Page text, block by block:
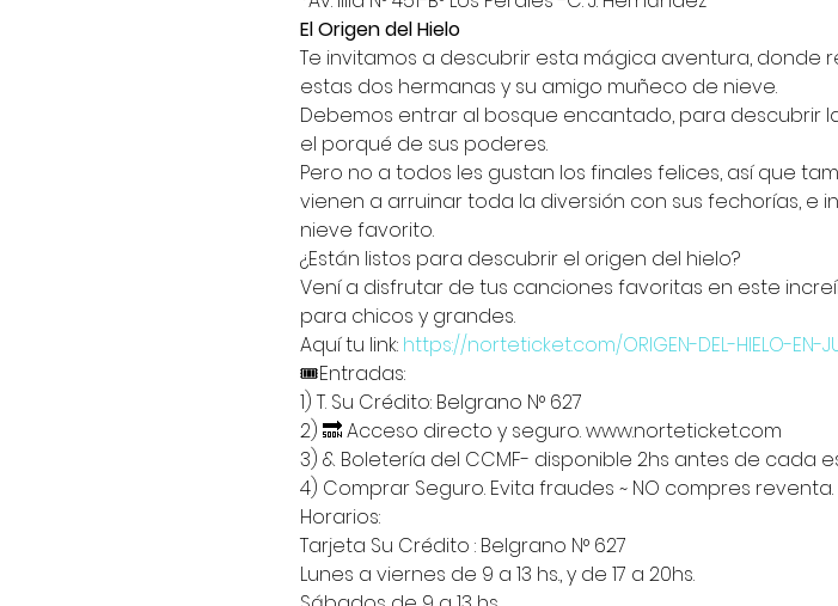
El Origen del Hielo
Te invitamos a descubrir esta mágica aventura,
estas dos hermanas y su amigo muñeco de nieve.
Debemos entrar al bosque encantado, para descubrir
el porqué de sus poderes.
Pero no a todos les gustan los finales felices, así que
vienen a arruinar toda la diversión con sus fechorías,
nieve favorito.
¿Están listos para descubrir el origen del hielo?
Vení a disfrutar de tus canciones favoritas en este
para chicos y grandes.
Aquí tu link: https://norteticket.com/ORIGEN-DEL-HIELO-EN-
🎟️Entradas:
1) T. Su Crédito: Belgrano N° 627
2) 🔜 Acceso directo y seguro. www.norteticket.com
3) & Boletería del CCMF- disponible 2hs antes de cada
4) Comprar Seguro. Evita fraudes ~ NO compres reventa.
Horarios:
Tarjeta Su Crédito : Belgrano N° 627
Lunes a viernes de 9 a 13 hs., y de 17 a 20hs.